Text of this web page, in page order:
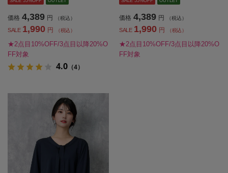
価格 4,389 円 （税込）
SALE 1,990 円 （税込）
★2点目10%OFF/3点目以降20%O
FF対象
4.0 （4）
価格 4,389 円 （税込）
SALE 1,990 円 （税込）
★2点目10%OFF/3点目以降20%O
FF対象